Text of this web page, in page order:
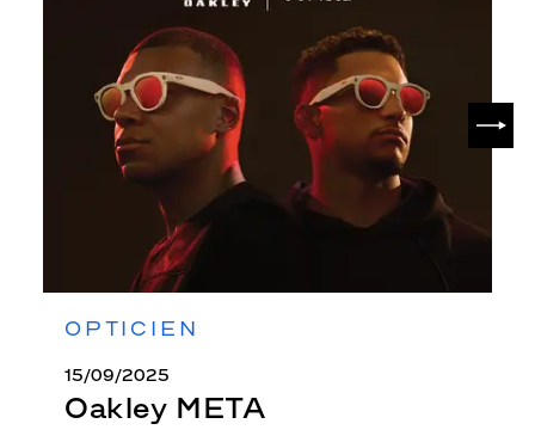
OPTICIEN
15/09/2025
Oakley META